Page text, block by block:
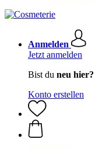
Anmelden
Jetzt anmelden
Bist du neu hier?
Konto erstellen